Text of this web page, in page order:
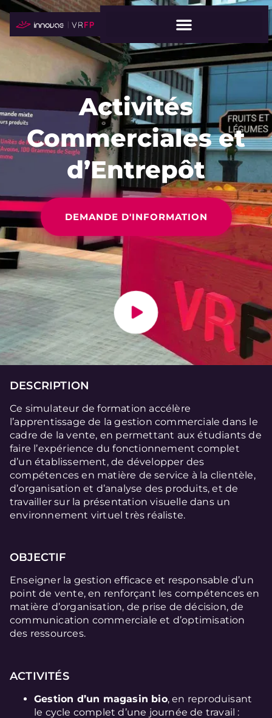
Activités
Commerciales et
d’Entrepôt
DEMANDE D'INFORMATION
DESCRIPTION
Ce simulateur de formation accélère
l’apprentissage de la gestion commerciale dans le
cadre de la vente, en permettant aux étudiants de
faire l’expérience du fonctionnement complet
d’un établissement, de développer des
compétences en matière de service à la clientèle,
d’organisation et d’analyse des produits, et de
travailler sur la présentation visuelle dans un
environnement virtuel très réaliste.
OBJECTIF
Enseigner la gestion efficace et responsable d’un
point de vente, en renforçant les compétences en
matière d’organisation, de prise de décision, de
communication commerciale et d’optimisation
des ressources.
ACTIVITÉS
Gestion d’un magasin bio, en reproduisant
le cycle complet d’une journée de travail :